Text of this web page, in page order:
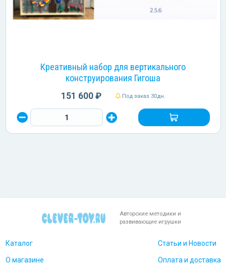
Креативный набор для вертикального
конструирования Гигоша
151 600 ₽ Под заказ 30дн.
Авторские методики и
развивающие игрушки
Каталог
О магазине
Статьи и Новости
Оплата и доставка